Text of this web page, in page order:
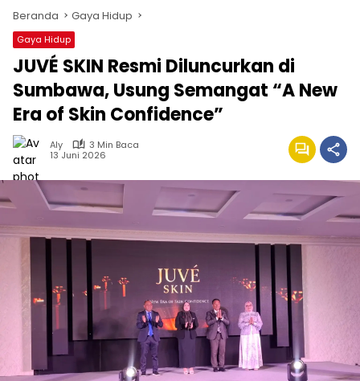
Beranda Gaya Hidup
Gaya Hidup
JUVÉ SKIN Resmi Diluncurkan di
Sumbawa, Usung Semangat “A New
Era of Skin Confidence”
Aly
3 Min Baca
13 Juni 2026